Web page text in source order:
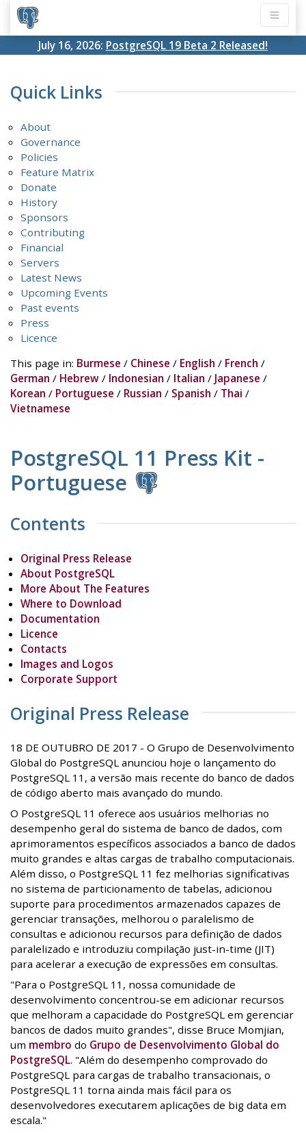
July 16, 2026: PostgreSQL 19 Beta 2 Released!
Quick Links
About
Governance
Policies
Feature Matrix
Donate
History
Sponsors
Contributing
Financial
Servers
Latest News
Upcoming Events
Past events
Press
Licence
This page in: Burmese / Chinese / English / French /
German / Hebrew / Indonesian / Italian / Japanese /
Korean / Portuguese / Russian / Spanish / Thai /
Vietnamese
PostgreSQL 11 Press Kit -
Portuguese
Contents
Original Press Release
About PostgreSQL
More About The Features
Where to Download
Documentation
Licence
Contacts
Images and Logos
Corporate Support
Original Press Release
18 DE OUTUBRO DE 2017 - O Grupo de Desenvolvimento
Global do PostgreSQL anunciou hoje o lançamento do
PostgreSQL 11, a versão mais recente do banco de dados
de código aberto mais avançado do mundo.
O PostgreSQL 11 oferece aos usuários melhorias no
desempenho geral do sistema de banco de dados, com
aprimoramentos específicos associados a banco de dados
muito grandes e altas cargas de trabalho computacionais.
Além disso, o PostgreSQL 11 fez melhorias significativas
no sistema de particionamento de tabelas, adicionou
suporte para procedimentos armazenados capazes de
gerenciar transações, melhorou o paralelismo de
consultas e adicionou recursos para definição de dados
paralelizado e introduziu compilação just-in-time (JIT)
para acelerar a execução de expressões em consultas.
"Para o PostgreSQL 11, nossa comunidade de
desenvolvimento concentrou-se em adicionar recursos
que melhoram a capacidade do PostgreSQL em gerenciar
bancos de dados muito grandes", disse Bruce Momjian,
um membro do Grupo de Desenvolvimento Global do
PostgreSQL. "Além do desempenho comprovado do
PostgreSQL para cargas de trabalho transacionais, o
PostgreSQL 11 torna ainda mais fácil para os
desenvolvedores executarem aplicações de big data em
escala."